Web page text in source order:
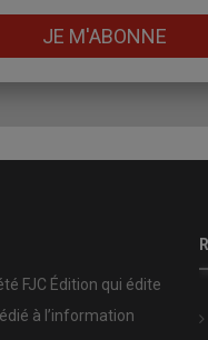
JE M'ABONNE
FJC Édition qui édite
à l’information